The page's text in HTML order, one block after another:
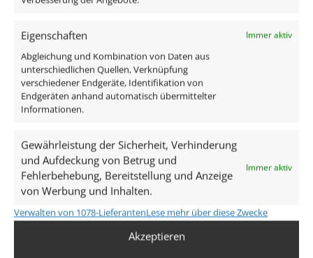
Eigenschaften Immer aktiv
Abgleichung und Kombination von Daten aus
unterschiedlichen Quellen, Verknüpfung
verschiedener Endgeräte, Identifikation von
Endgeräten anhand automatisch übermittelter
Informationen.
Gewährleistung der Sicherheit, Verhinderung
und Aufdeckung von Betrug und
Fehlerbehebung, Bereitstellung und Anzeige
von Werbung und Inhalten.
Immer aktiv
Verwalten von 1078-LieferantenLese mehr über diese Zwecke
Akzeptieren
60–68mm
Spannung (V)
AC 230V (ohne Trafo)
7W
Glühbirnenersatz
80W
Mehr anzeigen